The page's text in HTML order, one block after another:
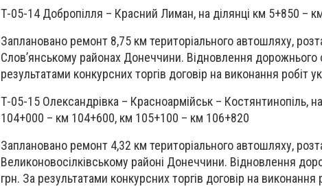
Т-05-14 Добропілля – Красний Лиман, на ділянці км 5+850 –
Заплановано ремонт 8,75 км територіального автошляху,
Слов’янському районах Донеччини. Відновлення
результатами конкурсних торгів договір на виконання робіт
Т-05-15 Олександрівка – Красноармійськ – Костянтинопіль,
104+000 – км 104+600, км 105+100 – км 106+820
Заплановано ремонт 4,32 км територіального автошляху,
Великоновосілківському районі Донеччини. Відновлення
грн. За результатами конкурсних торгів договір на